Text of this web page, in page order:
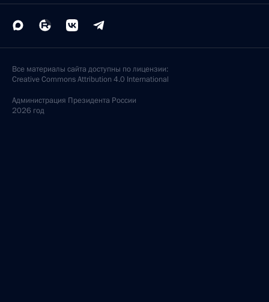
Все материалы сайта доступны по лицензии:
Creative Commons Attribution 4.0 International
Администрация Президента России
2026 год